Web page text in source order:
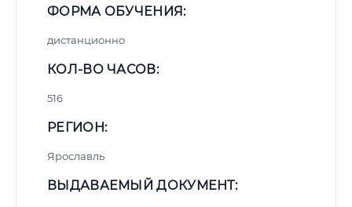
ФОРМА ОБУЧЕНИЯ:
дистанционно
КОЛ-ВО ЧАСОВ:
516
РЕГИОН:
Ярославль
ВЫДАВАЕМЫЙ ДОКУМЕНТ: